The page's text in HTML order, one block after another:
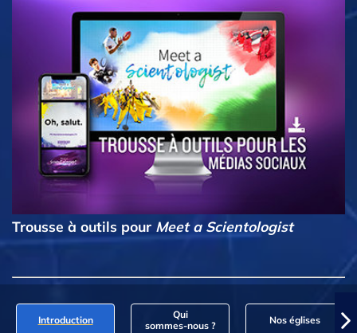
Trousse à outils pour Meet a Scientologist
Introduction
Qui
sommes‑nous ?
Nos églises